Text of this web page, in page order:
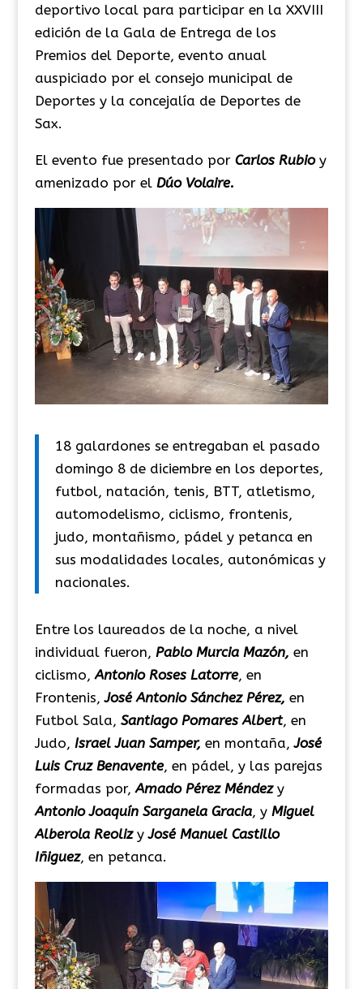
deportivo local para participar en la XXVIII
edición de la Gala de Entrega de los
Premios del Deporte, evento anual
auspiciado por el consejo municipal de
Deportes y la concejalía de Deportes de
Sax.
El evento fue presentado por Carlos Rubioy
amenizado por elDúo Volaire.
18 galardones se entregaban el pasado
domingo 8 de diciembre en los deportes,
futbol, natación, tenis, BTT, atletismo,
automodelismo, ciclismo, frontenis,
judo, montañismo, pádel y petanca en
sus modalidades locales, autonómicas y
nacionales.
Entre los laureados de la noche, a nivel
individual fueron, Pablo Murcia Mazón, en
ciclismo, Antonio Roses Latorre, en
Frontenis,José Antonio Sánchez Pérez, en
Futbol Sala, Santiago Pomares Albert, en
Judo, Israel Juan Samper, en montaña, José
Luis Cruz Benavente, en pádel, y las parejas
formadas por,Amado Pérez Méndezy
Antonio Joaquín Sarganela Gracia, y Miguel
Alberola ReolizyJosé Manuel Castillo
Iñiguez, en petanca.